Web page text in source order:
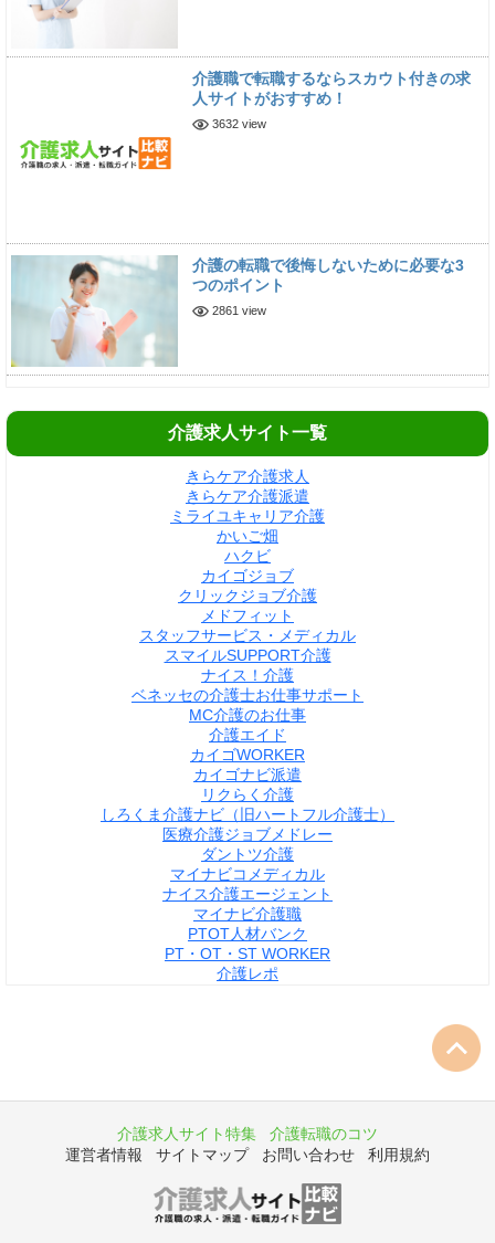
介護職で転職するならスカウト付きの求
人サイトがおすすめ！
3632 view
介護の転職で後悔しないために必要な3
つのポイント
2861 view
介護求人サイト一覧
きらケア介護求人
きらケア介護派遣
ミライユキャリア介護
かいご畑
ハクビ
カイゴジョブ
クリックジョブ介護
メドフィット
スタッフサービス・メディカル
スマイルSUPPORT介護
ナイス！介護
ベネッセの介護士お仕事サポート
MC介護のお仕事
介護エイド
カイゴWORKER
カイゴナビ派遣
リクらく介護
しろくま介護ナビ（旧ハートフル介護士）
医療介護ジョブメドレー
ダントツ介護
マイナビコメディカル
ナイス介護エージェント
マイナビ介護職
PTOT人材バンク
PT・OT・ST WORKER
介護レポ
介護求人サイト特集
介護転職のコツ
運営者情報
サイトマップ お問い合わせ 利用規約